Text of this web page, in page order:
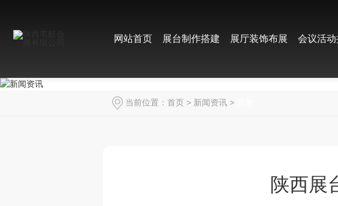
网站首页 展台制作搭建 展厅装饰布展 会议活
当前位置： 首页 > 新闻资讯 >
陕西展